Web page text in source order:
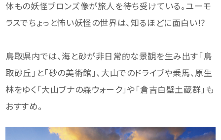
体もの妖怪ブロンズ像が旅人を待ち受けている。ユーモ
ラスでちょっと怖い妖怪の世界は、知るほどに面白い!?
鳥取県内では、海と砂が非日常的な景観を生み出す「鳥
取砂丘」と「砂の美術館」、大山でのドライブや乗馬、原生
林をゆく「大山ブナの森ウォーク」や「倉吉白壁土蔵群」も
おすすめ。